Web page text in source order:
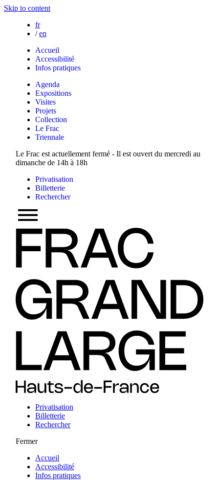
Skip to content
fr
/ en
Accueil
Accessibilité
Infos pratiques
Agenda
Expositions
Visites
Projets
Collection
Le Frac
Triennale
Le Frac est actuellement fermé - Il est ouvert du mercredi au
dimanche de 14h à 18h
Privatisation
Billetterie
Rechercher
Privatisation
Billetterie
Rechercher
Fermer
Accueil
Accessibilité
Infos pratiques